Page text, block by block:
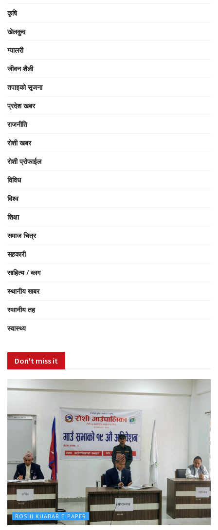
कृषि
खेलकुद
ग्यालरी
जीवन शैली
तपाइको सृजना
प्रदेश खबर
राजनीति
रोशी खबर
रोशी प्रोफाईल
विविध
विश्व
शिक्षा
समाज चित्र
सहकारी
साहित्य / ब्लग
स्थानीय खबर
स्थानीय तह
स्वास्थ्य
Don't miss it
ROSHI KHABAR E-PAPER